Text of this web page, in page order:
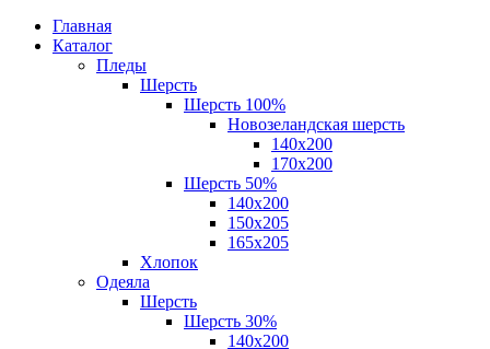
Главная
Каталог
Пледы
Шерсть
Шерсть 100%
Новозеландская шерсть
140х200
170x200
Шерсть 50%
140x200
150х205
165х205
Хлопок
Одеяла
Шерсть
Шерсть 30%
140х200